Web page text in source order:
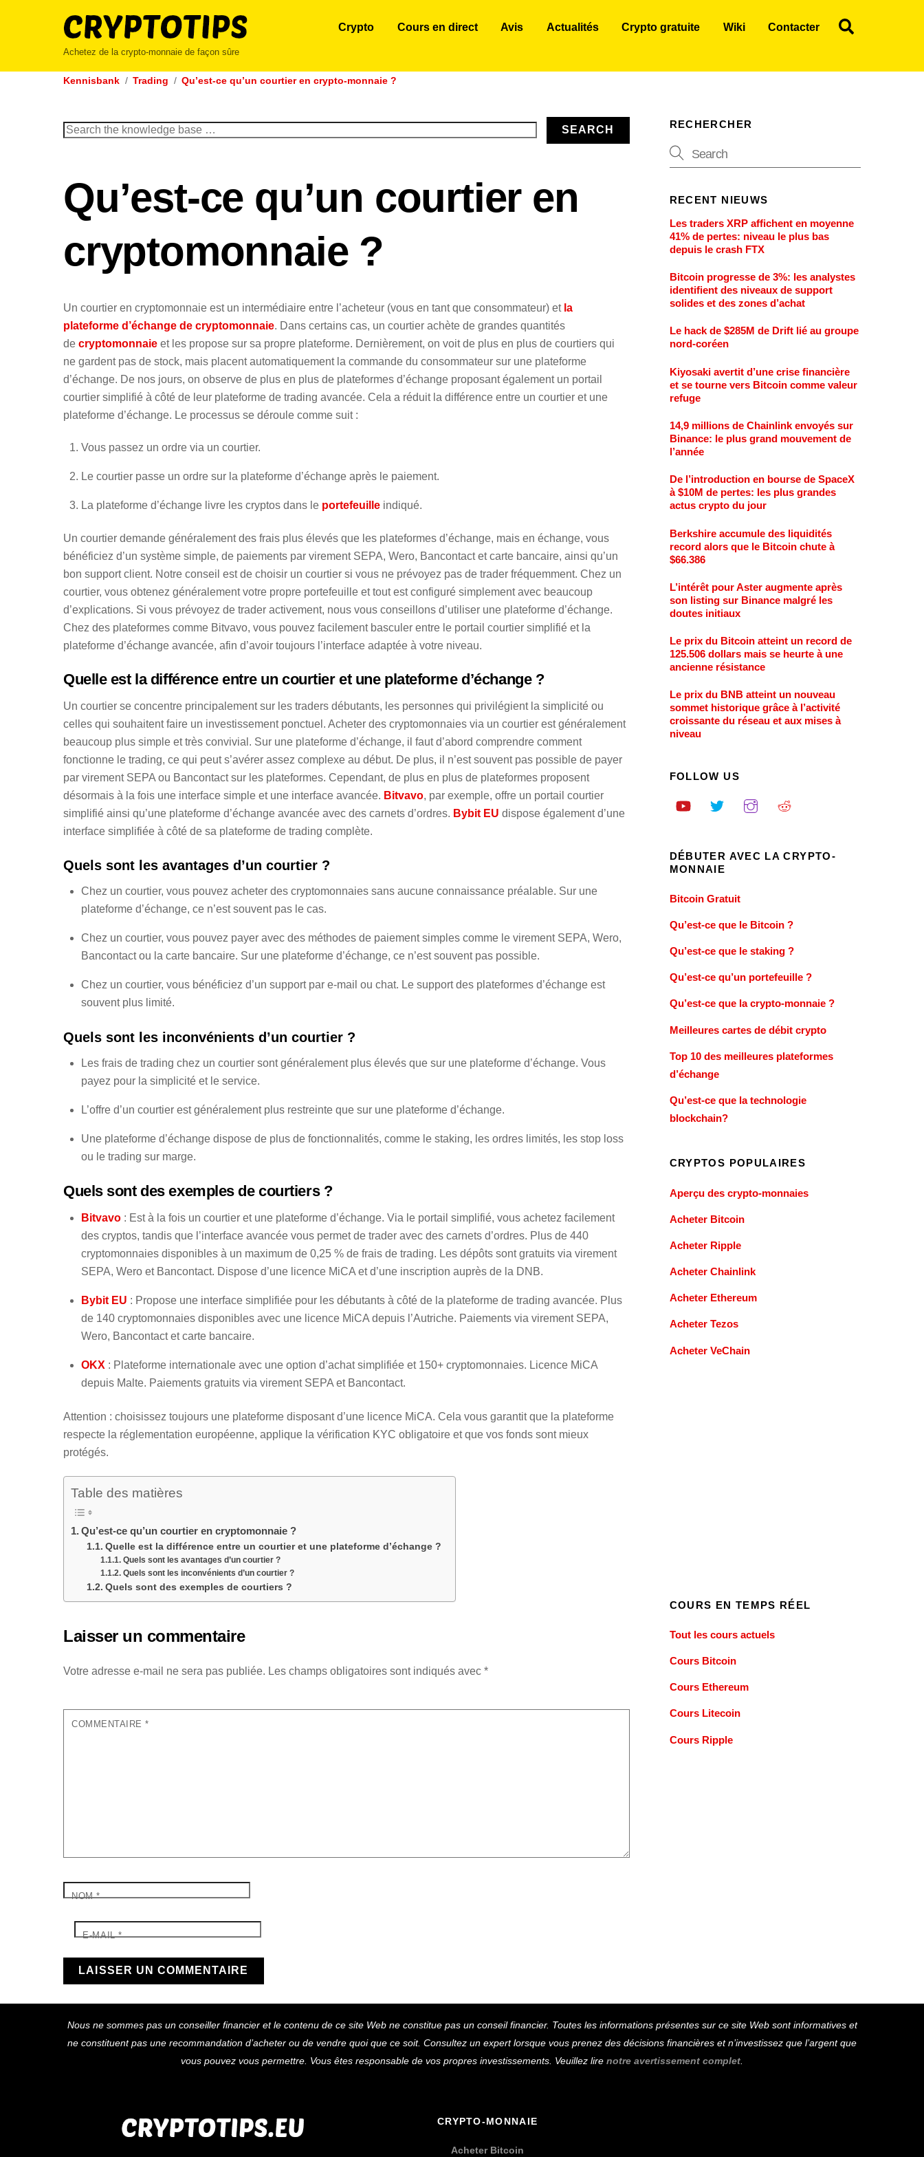
Achetez de la crypto-monnaie de façon sûre
Crypto Cours en direct Avis Actualités Crypto gratuite Wiki Contacter
Kennisbank Trading Qu’est-ce qu’un courtier en crypto-monnaie ?
Search
SEARCH
Qu’est-ce qu’un courtier en
cryptomonnaie ?
Un courtier en cryptomonnaie est un intermédiaire entre l’acheteur (vous en tant que consommateur) et la
plateforme d’échange de cryptomonnaie. Dans certains cas, un courtier achète de grandes quantités
de cryptomonnaie et les propose sur sa propre plateforme. Dernièrement, on voit de plus en plus de courtiers qui
ne gardent pas de stock, mais placent automatiquement la commande du consommateur sur une plateforme
d’échange. De nos jours, on observe de plus en plus de plateformes d’échange proposant également un portail
courtier simplifié à côté de leur plateforme de trading avancée. Cela a réduit la différence entre un courtier et une
plateforme d’échange. Le processus se déroule comme suit :
Vous passez un ordre via un courtier.
Le courtier passe un ordre sur la plateforme d’échange après le paiement.
La plateforme d’échange livre les cryptos dans le portefeuilleindiqué.
Un courtier demande généralement des frais plus élevés que les plateformes d’échange, mais en échange, vous
bénéficiez d’un système simple, de paiements par virement SEPA, Wero, Bancontact et carte bancaire, ainsi qu’un
bon support client. Notre conseil est de choisir un courtier si vous ne prévoyez pas de trader fréquemment. Chez un
courtier, vous obtenez généralement votre propre portefeuille et tout est configuré simplement avec beaucoup
d’explications. Si vous prévoyez de trader activement, nous vous conseillons d’utiliser une plateforme d’échange.
Chez des plateformes comme Bitvavo, vous pouvez facilement basculer entre le portail courtier simplifié et la
plateforme d’échange avancée, afin d’avoir toujours l’interface adaptée à votre niveau.
Quelle est la différence entre un courtier et une plateforme d’échange ?
Un courtier se concentre principalement sur les traders débutants, les personnes qui privilégient la simplicité ou
celles qui souhaitent faire un investissement ponctuel. Acheter des cryptomonnaies via un courtier est généralement
beaucoup plus simple et très convivial. Sur une plateforme d’échange, il faut d’abord comprendre comment
fonctionne le trading, ce qui peut s’avérer assez complexe au début. De plus, il n’est souvent pas possible de payer
par virement SEPA ou Bancontact sur les plateformes. Cependant, de plus en plus de plateformes proposent
désormais à la fois une interface simple et une interface avancée. Bitvavo, par exemple, offre un portail courtier
simplifié ainsi qu’une plateforme d’échange avancée avec des carnets d’ordres. Bybit EU dispose également d’une
interface simplifiée à côté de sa plateforme de trading complète.
Quels sont les avantages d’un courtier ?
Chez un courtier, vous pouvez acheter des cryptomonnaies sans aucune connaissance préalable. Sur une
plateforme d’échange, ce n’est souvent pas le cas.
Chez un courtier, vous pouvez payer avec des méthodes de paiement simples comme le virement SEPA, Wero,
Bancontact ou la carte bancaire. Sur une plateforme d’échange, ce n’est souvent pas possible.
Chez un courtier, vous bénéficiez d’un support par e-mail ou chat. Le support des plateformes d’échange est
souvent plus limité.
Quels sont les inconvénients d’un courtier ?
Les frais de trading chez un courtier sont généralement plus élevés que sur une plateforme d’échange. Vous
payez pour la simplicité et le service.
L’offre d’un courtier est généralement plus restreinte que sur une plateforme d’échange.
Une plateforme d’échange dispose de plus de fonctionnalités, comme le staking, les ordres limités, les stop loss
ou le trading sur marge.
Quels sont des exemples de courtiers ?
Bitvavo: Est à la fois un courtier et une plateforme d’échange. Via le portail simplifié, vous achetez facilement
des cryptos, tandis que l’interface avancée vous permet de trader avec des carnets d’ordres. Plus de 440
cryptomonnaies disponibles à un maximum de 0,25 % de frais de trading. Les dépôts sont gratuits via virement
SEPA, Wero et Bancontact. Dispose d’une licence MiCA et d’une inscription auprès de la DNB.
Bybit EU : Propose une interface simplifiée pour les débutants à côté de la plateforme de trading avancée. Plus
de 140 cryptomonnaies disponibles avec une licence MiCA depuis l’Autriche. Paiements via virement SEPA,
Wero, Bancontact et carte bancaire.
OKX : Plateforme internationale avec une option d’achat simplifiée et 150+ cryptomonnaies. Licence MiCA
depuis Malte. Paiements gratuits via virement SEPA et Bancontact.
Attention : choisissez toujours une plateforme disposant d’une licence MiCA. Cela vous garantit que la plateforme
respecte la réglementation européenne, applique la vérification KYC obligatoire et que vos fonds sont mieux
protégés.
Table des matières
Qu’est-ce qu’un courtier en cryptomonnaie ?
Quelle est la différence entre un courtier et une plateforme d’échange ?
Quels sont les avantages d’un courtier ?
Quels sont les inconvénients d’un courtier ?
Quels sont des exemples de courtiers ?
Laisser un commentaire
Votre adresse e-mail ne sera pas publiée. Les champs obligatoires sont indiqués avec *
COMMENTAIRE*
NOM*
E-MAIL*
RECHERCHER
RECENT NIEUWS
Les traders XRP affichent en moyenne
41% de pertes: niveau le plus bas
depuis le crash FTX
Bitcoin progresse de 3%: les analystes
identifient des niveaux de support
solides et des zones d’achat
Le hack de $285M de Drift lié au groupe
nord-coréen
Kiyosaki avertit d’une crise financière
et se tourne vers Bitcoin comme valeur
refuge
14,9 millions de Chainlink envoyés sur
Binance: le plus grand mouvement de
l’année
De l’introduction en bourse de SpaceX
à $10M de pertes: les plus grandes
actus crypto du jour
Berkshire accumule des liquidités
record alors que le Bitcoin chute à
$66.386
L’intérêt pour Aster augmente après
son listing sur Binance malgré les
doutes initiaux
Le prix du Bitcoin atteint un record de
125.506 dollars mais se heurte à une
ancienne résistance
Le prix du BNB atteint un nouveau
sommet historique grâce à l’activité
croissante du réseau et aux mises à
niveau
FOLLOW US
DÉBUTER AVEC LA CRYPTO-
MONNAIE
Bitcoin Gratuit
Qu’est-ce que le Bitcoin ?
Qu’est-ce que le staking ?
Qu’est-ce qu’un portefeuille ?
Qu’est-ce que la crypto-monnaie ?
Meilleures cartes de débit crypto
Top 10 des meilleures plateformes
d’échange
Qu’est-ce que la technologie
blockchain?
CRYPTOS POPULAIRES
Aperçu des crypto-monnaies
Acheter Bitcoin
Acheter Ripple
Acheter Chainlink
Acheter Ethereum
Acheter Tezos
Acheter VeChain
COURS EN TEMPS RÉEL
Tout les cours actuels
Cours Bitcoin
Cours Ethereum
Cours Litecoin
Cours Ripple
To
Top
Nous ne sommes pas un conseiller financier et le contenu de ce site Web ne constitue pas un conseil financier. Toutes les informations présentes sur ce site Web sont informatives et
ne constituent pas une recommandation d’acheter ou de vendre quoi que ce soit. Consultez un expert lorsque vous prenez des décisions financières et n’investissez que l’argent que
vous pouvez vous permettre. Vous êtes responsable de vos propres investissements. Veuillez lire notre avertissement complet
CRYPTO-MONNAIE
Acheter Bitcoin